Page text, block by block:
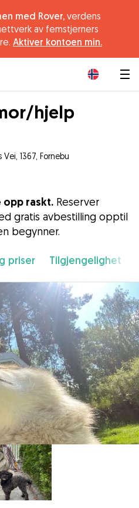
med Rover, verdens
av femstjerners
Aktiver kontoen min.
hjelp
Vei, 1367, Fornebu
opp raskt. Reserver
gratis avbestilling opptil
begynner.
priser Tilgjengelighet